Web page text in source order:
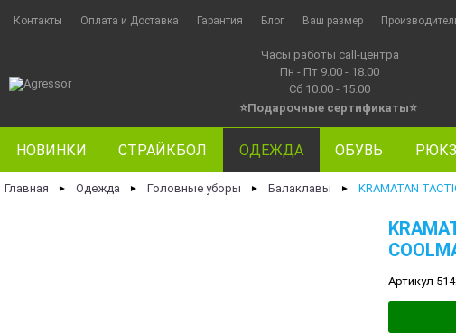
Контакты Оплата и Доставка Гарантия Блог Ваш размер
Часы работы call-центра
Пн - Пт 9.00 - 18.00
Сб 10.00 - 15.00
⭐Подарочные сертификаты⭐
НОВИНКИ СТРАЙКБОЛ ОДЕЖДА ОБУВЬ
Главная ► Одежда ► Головные уборы ► Балаклавы ► KRAMATAN
Артикул